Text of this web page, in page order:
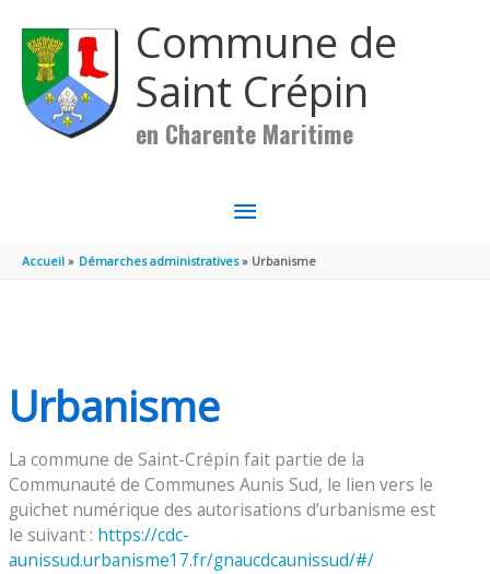
Commune de
Saint Crépin
en Charente Maritime
MENU
PRINCIPAL
Accueil Démarches administratives Urbanisme
Urbanisme
La commune de Saint-Crépin fait partie de la
Communauté de Communes Aunis Sud, le lien vers le
guichet numérique des autorisations d’urbanisme est
le suivant : https://cdc-
aunissud.urbanisme17.fr/gnaucdcaunissud/#/